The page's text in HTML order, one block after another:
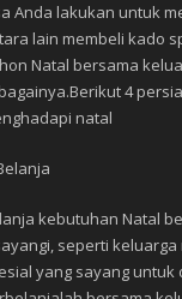
Anda lakukan untuk
lain membeli kado
Natal bersama
4
natal
kebutuhan Natal
seperti
yang sayang untuk